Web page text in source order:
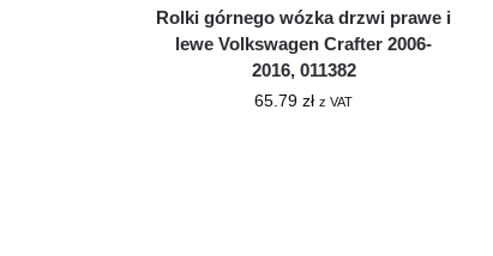
Rolki górnego wózka drzwi prawe i
lewe Volkswagen Crafter 2006-
2016, 011382
65.79zł z VAT